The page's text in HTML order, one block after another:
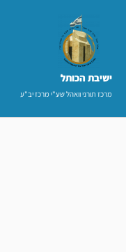
ישיבת הכותל​
מרכז תורני וואהל שע"י מרכז יב"ע